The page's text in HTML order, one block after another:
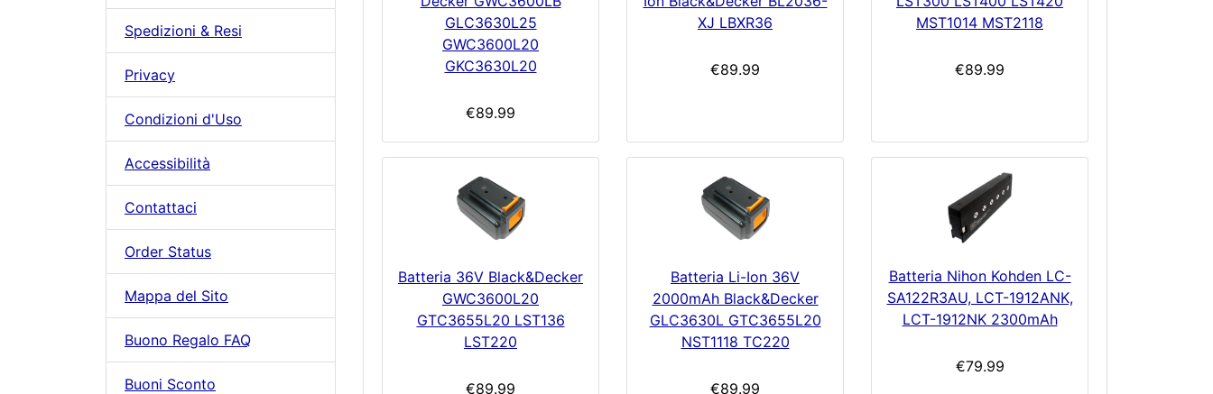
Spedizioni & Resi
Privacy
Condizioni d'Uso
Accessibilità
Contattaci
Order Status
Mappa del Sito
Buono Regalo FAQ
Buoni Sconto
GLC3630L25
GWC3600L20
GKC3630L20
€89.99
XJ LBXR36
€89.99
MST1014 MST2118
€89.99
Batteria 36V Black&Decker
GWC3600L20
GTC3655L20 LST136
LST220
€89.99
Batteria Li-Ion 36V
2000mAh Black&Decker
GLC3630L GTC3655L20
NST1118 TC220
€89.99
Batteria Nihon Kohden LC-
SA122R3AU, LCT-1912ANK,
LCT-1912NK 2300mAh
€79.99